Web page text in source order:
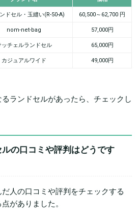
ドセル・玉縫い(R-50-A) 60,500～62,700 円
nom-net-bag 57,000円
ッチェルランドセル 65,000円
カジュアルワイド 49,000円
ランドセルがあったら、チェックし
の口コミや評判はどうです
人の口コミや評判をチェックする
がありました。